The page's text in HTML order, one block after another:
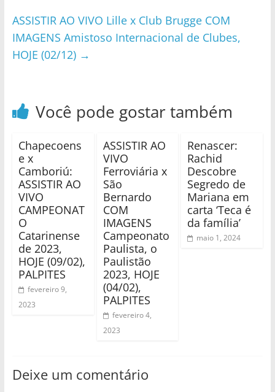
ASSISTIR AO VIVO Lille x Club Brugge COM
IMAGENS Amistoso Internacional de Clubes,
HOJE (02/12) →
Você pode gostar também
Chapecoens
e x
Camboriú:
ASSISTIR AO
VIVO
CAMPEONAT
O
Catarinense
de 2023,
HOJE (09/02),
PALPITES
fevereiro 9,
2023
ASSISTIR AO
VIVO
Ferroviária x
São
Bernardo
COM
IMAGENS
Campeonato
Paulista, o
Paulistão
2023, HOJE
(04/02),
PALPITES
fevereiro 4,
2023
Renascer:
Rachid
Descobre
Segredo de
Mariana em
carta ‘Teca é
da família’
maio 1, 2024
Deixe um comentário